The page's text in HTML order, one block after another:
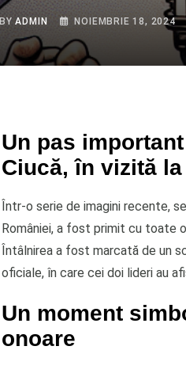
BYADMIN NOIEMBRIE 18, 2024
Un pas
Ciucă, în vizită
Într-o serie de imagini recente,
României, a fost primit cu toate
Întâlnirea a fost marcată de un
oficiale, în care cei doi lideri au
Un moment
onoare